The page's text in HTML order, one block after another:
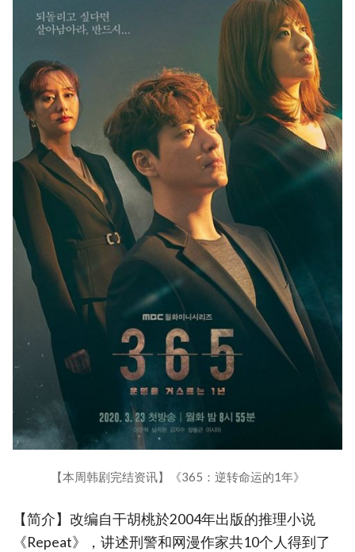
【本周韩剧完结资讯】《365：逆转命运的1年》
【简介】改编自干胡桃於2004年出版的推理小说
《Repeat》，讲述刑警和网漫作家共10个人得到了